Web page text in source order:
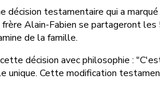
décision testamentaire qui a
Alain-Fabien se partageront
de la famille.
décision avec philosophie :
Cette modification